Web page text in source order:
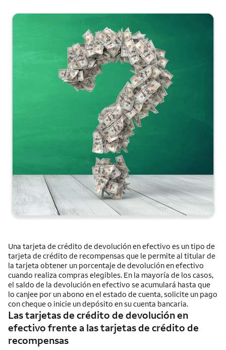
Una tarjeta de crédito de devolución en efectivo es un tipo de
tarjeta de crédito de recompensas que le permite al titular de
la tarjeta obtener un porcentaje de devolución en efectivo
cuando realiza compras elegibles. En la mayoría de los casos,
el saldo de la devolución en efectivo se acumulará hasta que
lo canjee por un abono en el estado de cuenta, solicite un pago
con cheque o inicie un depósito en su cuenta bancaria.
Las tarjetas de crédito de devolución en
efectivo frente a las tarjetas de crédito de
recompensas